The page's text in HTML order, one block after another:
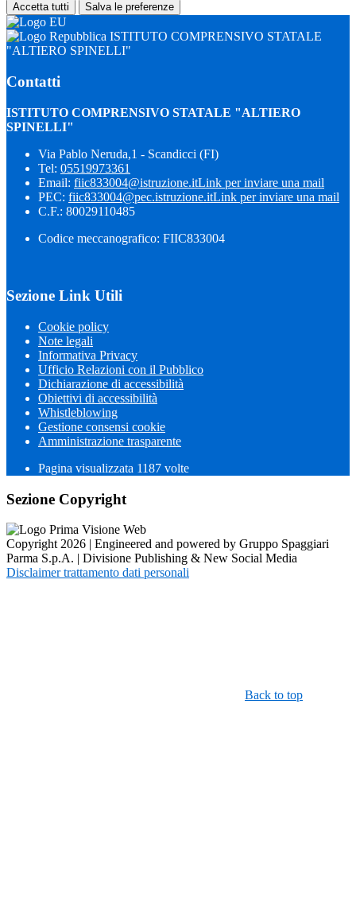
Accetta tutti Salva le preferenze
ISTITUTO COMPRENSIVO STATALE
"ALTIERO SPINELLI"
Contatti
ISTITUTO COMPRENSIVO STATALE "ALTIERO
SPINELLI"
Via Pablo Neruda,1 - Scandicci (FI)
Tel: 05519973361
Email: fiic833004@istruzione.itLink per inviare una mail
PEC: fiic833004@pec.istruzione.itLink per inviare una mail
C.F.: 80029110485
Codice meccanografico: FIIC833004
Sezione Link Utili
Cookie policy
Note legali
Informativa Privacy
Ufficio Relazioni con il Pubblico
Dichiarazione di accessibilità
Obiettivi di accessibilità
Whistleblowing
Gestione consensi cookie
Amministrazione trasparente
Pagina visualizzata 1187 volte
Sezione Copyright
Copyright 2026 | Engineered and powered by Gruppo Spaggiari
Parma S.p.A. | Divisione Publishing & New Social Media
Disclaimer trattamento dati personali
Back to top